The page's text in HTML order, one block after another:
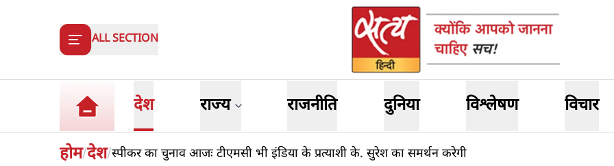
ALL SECTION
देश राज्य राजनीति दुनिया विश्लेषण विचार
होम/देश/स्पीकर का चुनाव आजः टीएमसी भी इंडिया के प्रत्याशी के. सुरेश का समर्थन करेगी